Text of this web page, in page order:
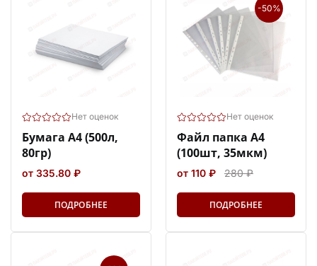
Нет оценок
Бумага А4 (500л,
80гр)
от 335.80 ₽
ПОДРОБНЕЕ
-50%
Нет оценок
Файл папка А4
(100шт, 35мкм)
от 110 ₽ 280 ₽
ПОДРОБНЕЕ